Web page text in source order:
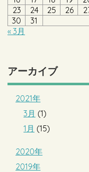
23
24 25 26
30
31
« 3月
アーカイブ
2021年
3月 (1)
1月 (15)
2020年
2019年